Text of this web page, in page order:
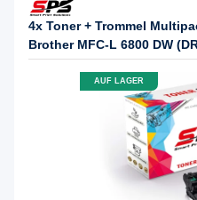
4x Toner + Trommel
Brother MFC-L 6800 DW
AUF LAGER